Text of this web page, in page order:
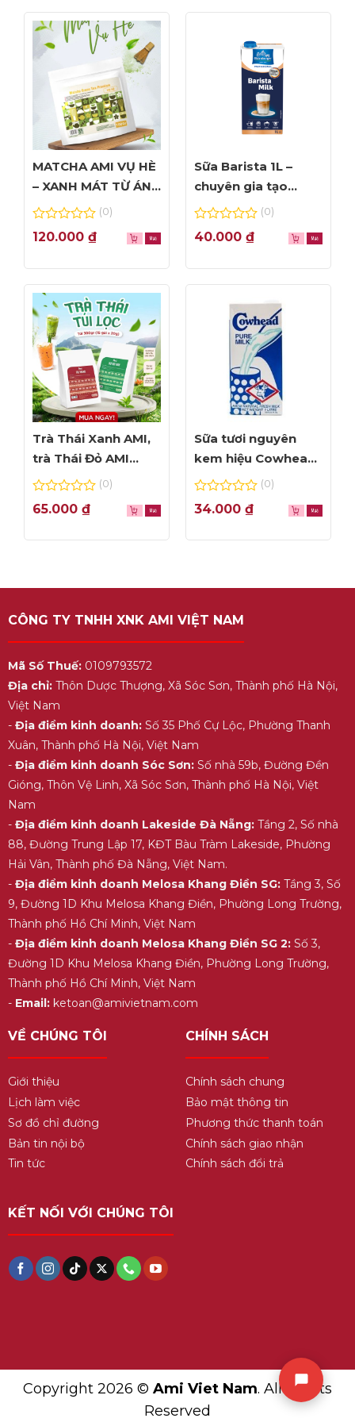
Libbey và tư vấn đặt hàng:
ADD: 56 Linh Lang, Ba Đình, Hà Nội
Hotline tư vấn 0989.330.683
MATCHA AMI VỤ HÈ
– XANH MÁT TỪ ÁNH
NHÌN ĐẦU TIÊN
0
out
5
(0)
120.000 ₫
Sữa Barista 1L –
chuyên gia tạo
Foam đỉnh cao
0
out
5
(0)
40.000 ₫
Trà Thái Xanh AMI,
trà Thái Đỏ AMI
thơm ngon, túi lọc
0
out
5
(0)
65.000 ₫
Sữa tươi nguyên
kem hiệu Cowhead
– hộp 1L
0
out
5
(0)
34.000 ₫
CÔNG TY TNHH XNK AMI VIỆT NAM
Mã Số Thuế:0109793572
Địa chỉ:Thôn Dược Thượng, Xã Sóc Sơn, Thành phố Hà Nội,
Việt Nam
- Địa điểm kinh doanh:Số 35 Phố Cự Lộc, Phường Thanh
Xuân, Thành phố Hà Nội, Việt Nam
- Địa điểm kinh doanh Sóc Sơn:Số nhà 59b, Đường Đền
Gióng, Thôn Vệ Linh, Xã Sóc Sơn, Thành phố Hà Nội, Việt
Nam
- Địa điểm kinh doanh Lakeside Đà Nẵng:Tầng 2, Số nhà
88, Đường Trung Lập 17, KĐT Bàu Tràm Lakeside, Phường
Hải Vân, Thành phố Đà Nẵng, Việt Nam.
- Địa điểm kinh doanh Melosa Khang Điền SG:Tầng 3, Số
9, Đường 1D Khu Melosa Khang Điền, Phường Long Trường,
Thành phố Hồ Chí Minh, Việt Nam
- Địa điểm kinh doanh Melosa Khang Điền SG 2:Số 3,
Đường 1D Khu Melosa Khang Điền, Phường Long Trường,
Thành phố Hồ Chí Minh, Việt Nam
- Email:ketoan@amivietnam.com
VỀ CHÚNG TÔI
Giới thiệu
Lịch làm việc
Sơ đồ chỉ đường
Bản tin nội bộ
Tin tức
CHÍNH SÁCH
Chính sách chung
Bảo mật thông tin
Phương thức thanh toán
Chính sách giao nhận
Chính sách đổi trả
KẾT NỐI VỚI CHÚNG TÔI
Copyright 2026 © Ami Viet Nam. All Rights
Reserved